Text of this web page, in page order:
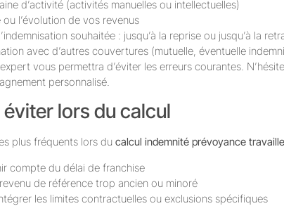
d’activité (activités manuelles ou intellectuelles)
ou l’évolution de vos revenus
souhaitée : jusqu’à la reprise ou jusqu’à la
avec d’autres couvertures (mutuelle, éventuelle
vous permettra d’éviter les erreurs courantes.
personnalisé.
éviter lors du calcul
plus fréquents lors du calcul indemnité prévoyance
compte du délai de franchise
de référence trop ancien ou minoré
les limites contractuelles ou exclusions spécifiques